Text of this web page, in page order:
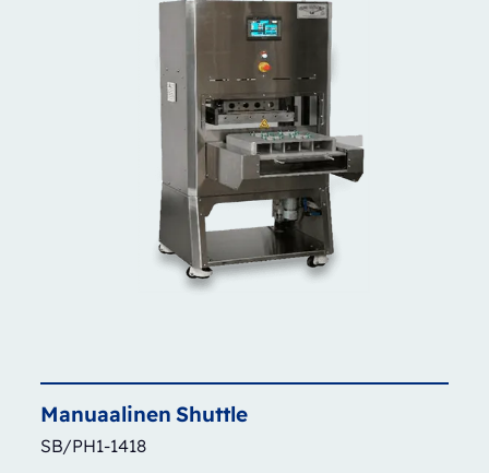
Manuaalinen Shuttle
SB/PH1-1418